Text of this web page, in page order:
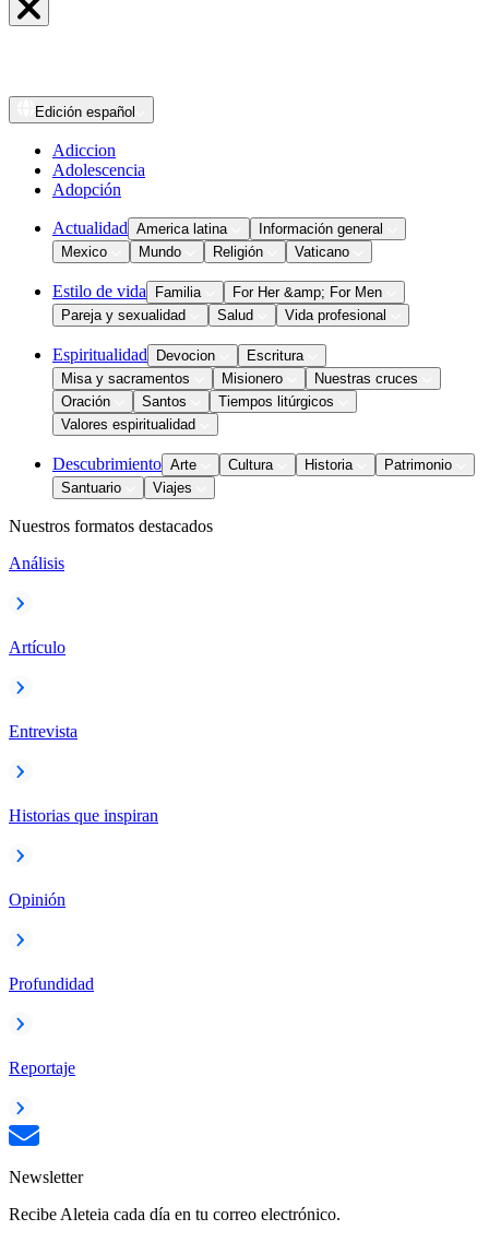
Edición español
Adiccion
Adolescencia
Adopción
Actualidad America latina
Información general
Mexico
Mundo Religión Vaticano
Estilo de vida Familia
For Her &amp; For Men
Pareja y sexualidad
Salud Vida profesional
Espiritualidad Devocion
Escritura
Misa y sacramentos
Misionero
Nuestras cruces
Oración
Santos
Tiempos litúrgicos
Valores espiritualidad
Descubrimiento Arte Cultura Historia
Patrimonio
Santuario
Viajes
Nuestros formatos destacados
Análisis
Artículo
Entrevista
Historias que inspiran
Opinión
Profundidad
Reportaje
Newsletter
Recibe Aleteia cada día en tu correo electrónico.